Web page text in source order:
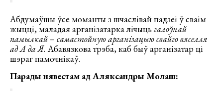
Абдумаўшы ўсе моманты з шчаслівай падзеі ў сваім
жыцці, маладая арганізатарка лічыцьгалоўнай
памылкай – самастойную арганізацыю свайго вяселля
ад А да Я. Абавязкова трэба, каб быў арганізатар ці
шэраг памочнікаў.
Парады нявестам ад Аляксандры Молаш: